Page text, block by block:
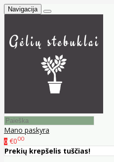
Navigacija
Mano paskyra
0 €000
Prekių krepšelis tuščias!